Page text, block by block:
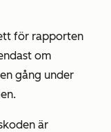
för rapporten
om
gång under
är